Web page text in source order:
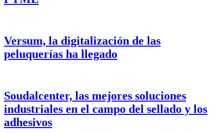
Versum, la digitalización de las
peluquerías ha llegado
Soudalcenter, las mejores soluciones
industriales en el campo del sellado y los
adhesivos